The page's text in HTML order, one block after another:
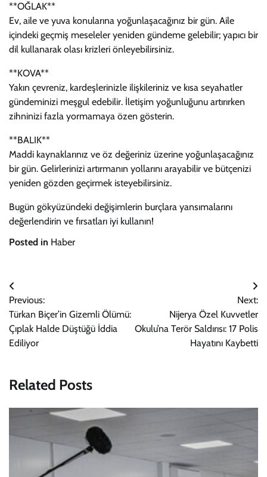
**OĞLAK**
Ev, aile ve yuva konularına yoğunlaşacağınız bir gün. Aile
içindeki geçmiş meseleler yeniden gündeme gelebilir; yapıcı bir
dil kullanarak olası krizleri önleyebilirsiniz.
**KOVA**
Yakın çevreniz, kardeşlerinizle ilişkileriniz ve kısa seyahatler
gündeminizi meşgul edebilir. İletişim yoğunluğunu artırırken
zihninizi fazla yormamaya özen gösterin.
**BALIK**
Maddi kaynaklarınız ve öz değeriniz üzerine yoğunlaşacağınız
bir gün. Gelirlerinizi artırmanın yollarını arayabilir ve bütçenizi
yeniden gözden geçirmek isteyebilirsiniz.
Bugün gökyüzündeki değişimlerin burçlara yansımalarını
değerlendirin ve fırsatları iyi kullanın!
Posted in Haber
Yazı
gezinmesi
Previous:
Türkan Biçer’in Gizemli Ölümü:
Çıplak Halde Düştüğü İddia
Ediliyor
Next:
Nijerya Özel Kuvvetler
Okulu’na Terör Saldırısı: 17 Polis
Hayatını Kaybetti
Related Posts